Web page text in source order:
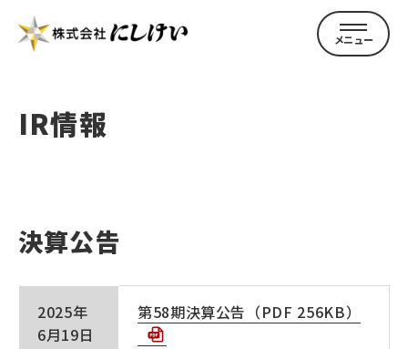
企業案内
IR情報
決算公告
2025年
6月19日
第58期決算公告（PDF 256KB）